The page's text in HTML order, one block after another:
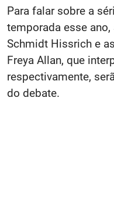
Para falar sobre a
temporada esse ano,
Schmidt Hissrich e
Freya Allan, que
respectivamente,
do debate.